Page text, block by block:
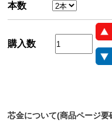
本数
購入数
芯金について(商品ページ要